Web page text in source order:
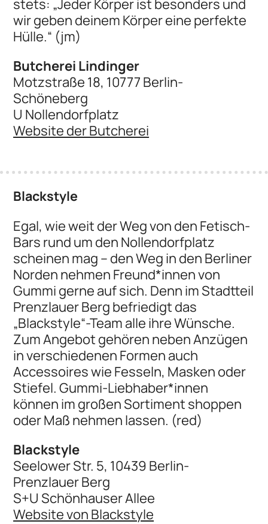
stets: „Jeder Körper ist besonders und
wir geben deinem Körper eine perfekte
Hülle.“ (jm)
Butcherei Lindinger
Motzstraße 18, 10777 Berlin-
Schöneberg
U Nollendorfplatz
Website der Butcherei
Blackstyle
Egal, wie weit der Weg von den Fetisch-
Bars rund um den Nollendorfplatz
scheinen mag – den Weg in den Berliner
Norden nehmen Freund*innen von
Gummi gerne auf sich. Denn im Stadtteil
Prenzlauer Berg befriedigt das
„Blackstyle“-Team alle ihre Wünsche.
Zum Angebot gehören neben Anzügen
in verschiedenen Formen auch
Accessoires wie Fesseln, Masken oder
Stiefel. Gummi-Liebhaber*innen
können im großen Sortiment shoppen
oder Maß nehmen lassen. (red)
Blackstyle
Seelower Str. 5, 10439 Berlin-
Prenzlauer Berg
S+U Schönhauser Allee
Website von Blackstyle